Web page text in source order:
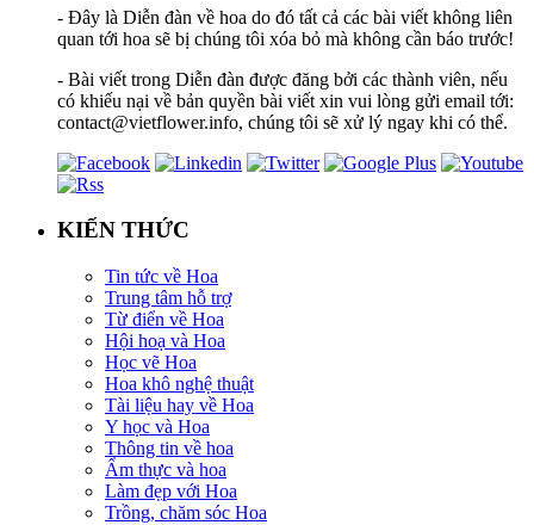
- Đây là Diễn đàn về hoa do đó tất cả các bài viết không liên
quan tới hoa sẽ bị chúng tôi xóa bỏ mà không cần báo trước!
- Bài viết trong Diễn đàn được đăng bởi các thành viên, nếu
có khiếu nại về bản quyền bài viết xin vui lòng gửi email tới:
contact@vietflower.info, chúng tôi sẽ xử lý ngay khi có thể.
KIẾN THỨC
Tin tức về Hoa
Trung tâm hỗ trợ
Từ điển về Hoa
Hội hoạ và Hoa
Học vẽ Hoa
Hoa khô nghệ thuật
Tài liệu hay về Hoa
Y học và Hoa
Thông tin về hoa
Ẩm thực và hoa
Làm đẹp với Hoa
Trồng, chăm sóc Hoa